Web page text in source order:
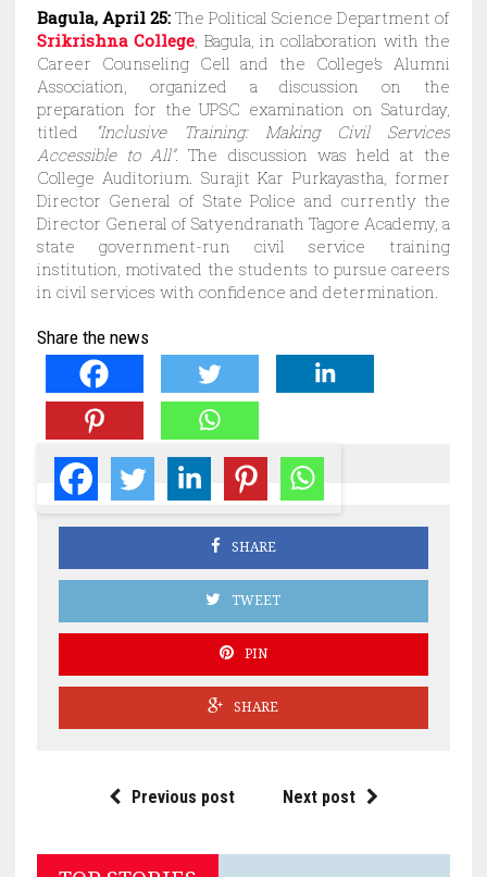
Bagula, April 25:The Political Science Department of
Srikrishna College , Bagula, in collaboration with the
Career Counseling Cell and the College’s Alumni
Association, organized a discussion on the
preparation for the UPSC examination on Saturday,
titled
“Inclusive Training: Making Civil Services
Accessible to All”.The discussion was held at the
College Auditorium. Surajit Kar Purkayastha, former
Director General of State Police and currently the
Director General of Satyendranath Tagore Academy, a
state government-run civil service training
institution, motivated the students to pursue careers
in civil services with confidence and determination.
Share the news
SHARE
TWEET
PIN
SHARE
Previous post Next post